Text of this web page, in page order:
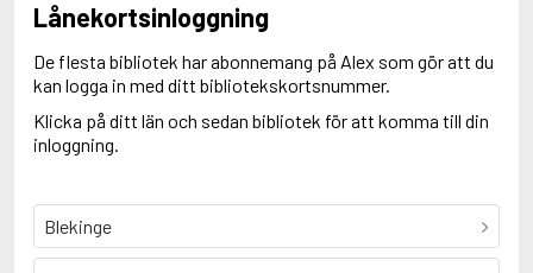
Lånekortsinloggning
De flesta bibliotek har abonnemang på Alex som gör att du
kan logga in med ditt bibliotekskortsnummer.
Klicka på ditt län och sedan bibliotek för att komma till din
inloggning.
Blekinge